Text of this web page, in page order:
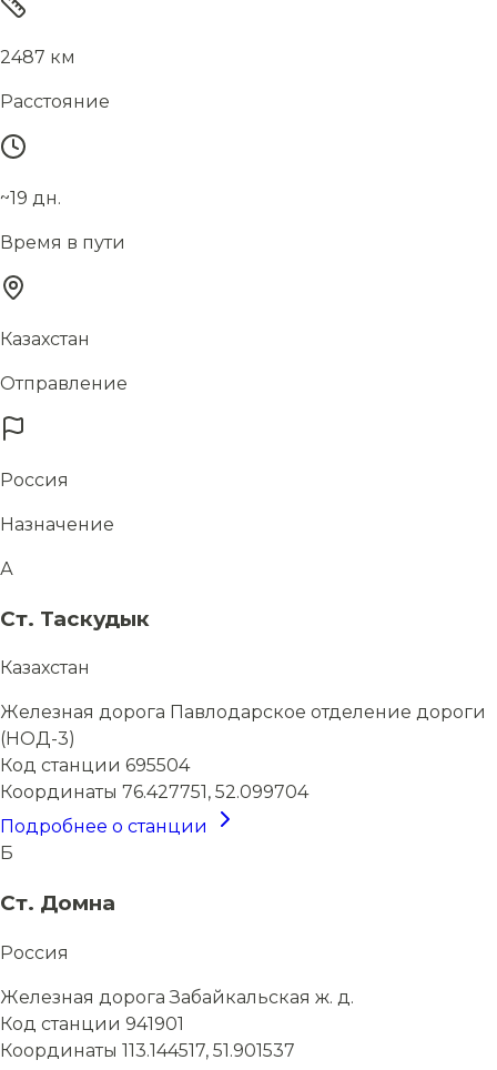
2487 км
Расстояние
~19 дн.
Время в пути
Казахстан
Отправление
Россия
Назначение
А
Ст. Таскудык
Казахстан
Железная дорога Павлодарское отделение дороги
(НОД-3)
Код станции 695504
Координаты 76.427751, 52.099704
Подробнее о станции
Б
Ст. Домна
Россия
Железная дорога Забайкальская ж. д.
Код станции 941901
Координаты 113.144517, 51.901537